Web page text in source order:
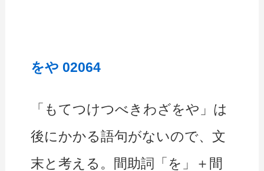
をや 02064
「もてつけつべきわざをや」は
後にかかる語句がないので、文
末と考える。間助詞「を」＋間